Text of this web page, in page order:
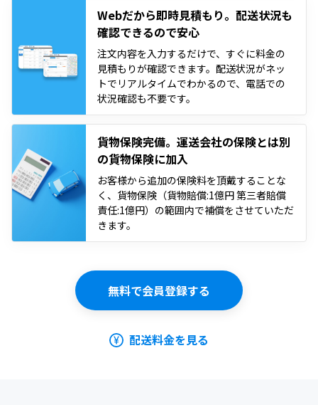
Webだから即時見積もり。配送状況も
確認できるので安心
注文内容を入力するだけで、すぐに料金の
見積もりが確認できます。配送状況がネッ
トでリアルタイムでわかるので、電話での
状況確認も不要です。
貨物保険完備。運送会社の保険とは別
の貨物保険に加入
お客様から追加の保険料を頂戴することな
く、貨物保険（貨物賠償:1億円 第三者賠償
責任:1億円）の範囲内で補償をさせていただ
きます。
無料で会員登録する
配送料金を見る